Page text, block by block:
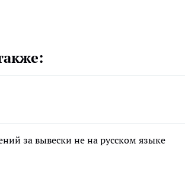
за вывески не на русском языке